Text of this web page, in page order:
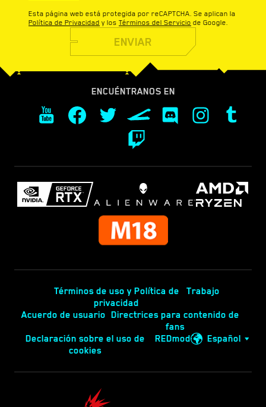
Esta página web está protegida por reCAPTCHA. Se aplican la
Política de Privacidad y los Términos del Servicio de Google.
ENVIAR
ENCUÉNTRANOS EN
Términos de uso y Política de
privacidad
Trabajo
Acuerdo de usuario
Directrices para contenido de
fans
Declaración sobre el uso de
cookies
REDmod Español